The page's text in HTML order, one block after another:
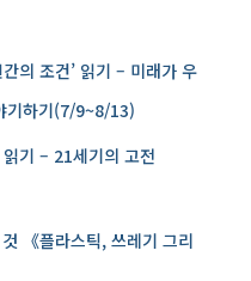
의 조건’ 읽기 – 미래가 우
기하기(7/9~8/13)
기 – 21세기의 고전
《플라스틱, 쓰레기 그리